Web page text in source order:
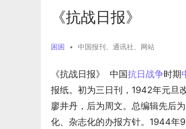
《抗战日报》
困困 • 中国报刊、通讯社、网站
《抗战日报》  中国抗日战争时期
报纸。初为三日刊，1942年元旦
廖井丹，后为周文。总编辑先后
化、杂志化的办报方针。1944年